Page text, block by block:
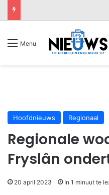
Menu
Hoofdnieuws Regionaal
Regionale
Fryslân
20 april 2023 In 1 minuut te